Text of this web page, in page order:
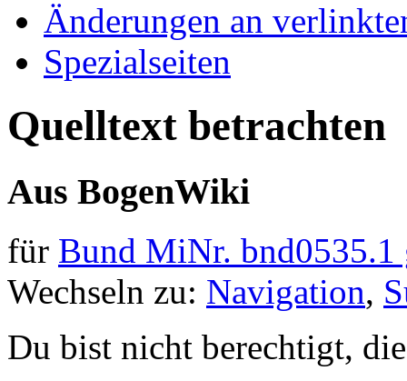
Änderungen an
Spezialseiten
Quelltext betrachten
Aus BogenWiki
für Bund MiNr. bnd0535.1
Wechseln zu: Navigation,
Du bist nicht berechtigt,